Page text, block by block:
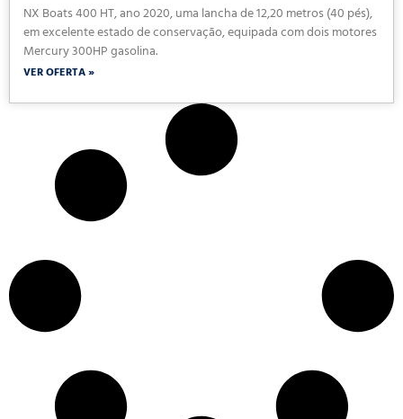
NX Boats 400 HT, ano 2020, uma lancha de 12,20 metros (40 pés),
em excelente estado de conservação, equipada com dois motores
Mercury 300HP gasolina.
VER OFERTA »